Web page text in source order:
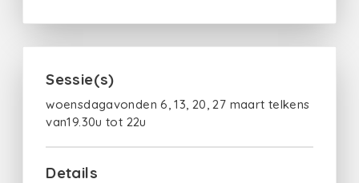
Sessie(s)
woensdagavonden 6, 13, 20, 27 maart telkens
van19.30u tot 22u
Details